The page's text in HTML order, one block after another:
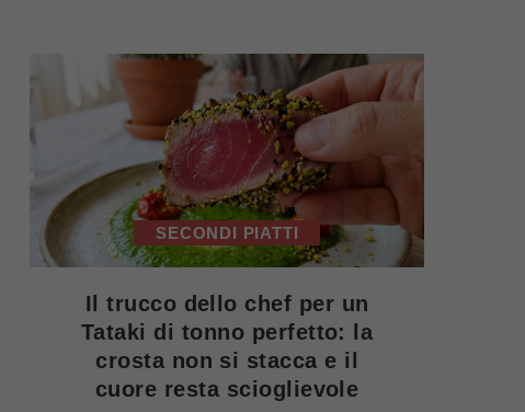
SECONDI PIATTI
Il trucco dello chef per un
Tataki di tonno perfetto: la
crosta non si stacca e il
cuore resta scioglievole